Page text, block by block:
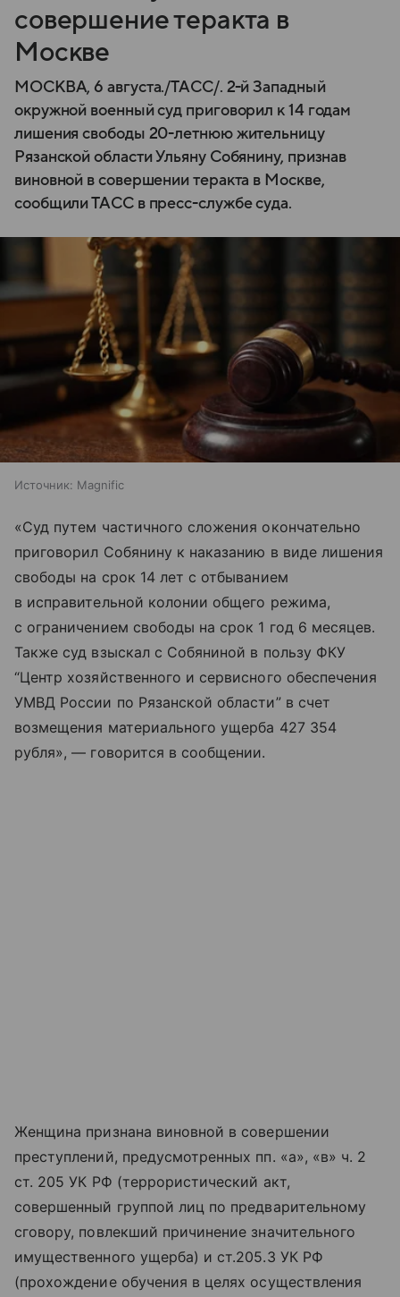
совершение теракта в
Москве
МОСКВА, 6 августа./ТАСС/. 2-й Западный
окружной военный суд приговорил к 14 годам
лишения свободы 20-летнюю жительницу
Рязанской области Ульяну Собянину, признав
виновной в совершении теракта в Москве,
сообщили ТАСС в пресс-службе суда.
Источник: Magnific
«Суд путем частичного сложения окончательно
приговорил Собянину к наказанию в виде лишения
свободы на срок 14 лет с отбыванием
в исправительной колонии общего режима,
с ограничением свободы на срок 1 год 6 месяцев.
Также суд взыскал с Собяниной в пользу ФКУ
“Центр хозяйственного и сервисного обеспечения
УМВД России по Рязанской области” в счет
возмещения материального ущерба 427 354
рубля», — говорится в сообщении.
Женщина признана виновной в совершении
преступлений, предусмотренных пп. «а», «в» ч. 2
ст. 205 УК РФ (террористический акт,
совершенный группой лиц по предварительному
сговору, повлекший причинение значительного
имущественного ущерба) и ст.205.3 УК РФ
(прохождение обучения в целях осуществления